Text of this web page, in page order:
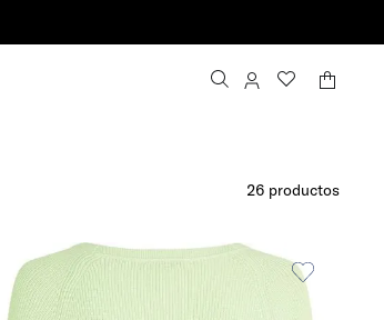
26 productos